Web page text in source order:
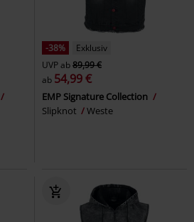
-38%
Exklusiv
UVPab89,99 €
ab 54,99 €
EMP Signature Collection
Slipknot
Weste